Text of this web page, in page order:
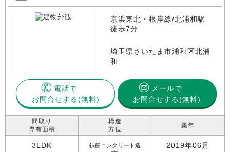
京浜東北・根岸線/北浦和駅
徒歩7分
埼玉県さいたま市浦和区北浦
和
電話で
お問合せする
メールで
お問合せする(無料)
間取り
専有面積
3LDK
構造
方位
鉄筋コンクリート造
築年
2019年06月